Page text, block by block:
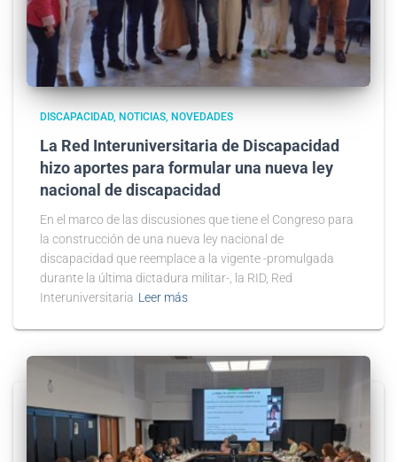
DISCAPACIDAD NOTICIAS NOVEDADES
La Red Interuniversitaria de Discapacidad
hizo aportes para formular una nueva ley
nacional de discapacidad
En el marco de las discusiones que tiene el Congreso para
la construcción de una nueva ley nacional de
discapacidad que reemplace a la vigente -promulgada
durante la última dictadura militar-, la RID, Red
Interuniversitaria Leer más